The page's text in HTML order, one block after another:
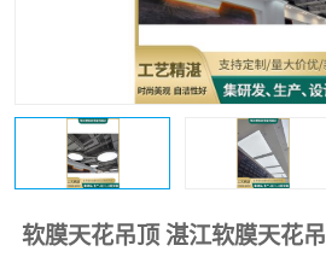
软膜天花吊顶 湛江软膜天花